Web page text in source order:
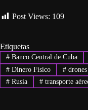
Post Views: 109
Etiquetas
#Banco Central de Cuba
#Dinero Físico #drones
#Rusia #transporte